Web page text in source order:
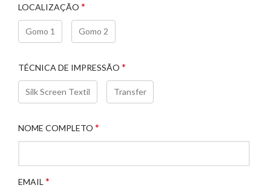
LOCALIZAÇÃO *
Gomo 1 Gomo 2
TÉCNICA DE IMPRESSÃO *
Silk Screen Textil Transfer
NOME COMPLETO *
EMAIL*